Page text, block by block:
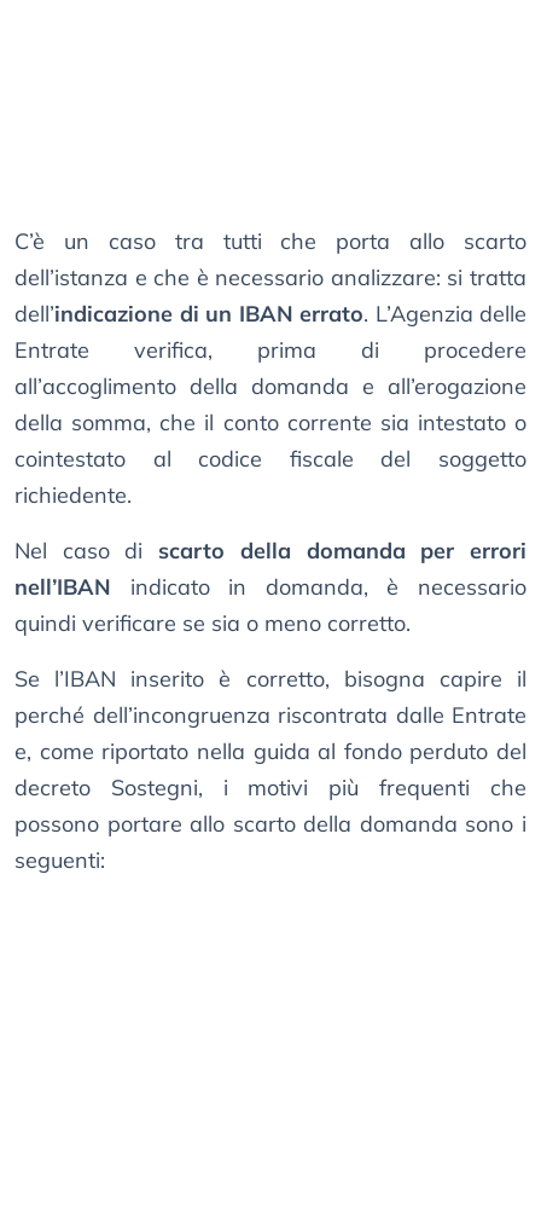
C’è un caso tra tutti che porta allo scarto
dell’istanza e che è necessario analizzare: si tratta
dell’indicazione di un IBAN errato. L’Agenzia delle
Entrate verifica, prima di procedere
all’accoglimento della domanda e all’erogazione
della somma, che il conto corrente sia intestato o
cointestato al codice fiscale del soggetto
richiedente.
Nel caso di scarto della domanda per errori
nell’IBAN indicato in domanda, è necessario
quindi verificare se sia o meno corretto.
Se l’IBAN inserito è corretto, bisogna capire il
perché dell’incongruenza riscontrata dalle Entrate
e, come riportato nella guida al fondo perduto del
decreto Sostegni, i motivi più frequenti che
possono portare allo scarto della domanda sono i
seguenti: